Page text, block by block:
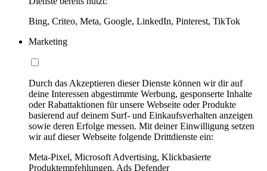
Bing, Criteo, Meta, Google, LinkedIn, Pinterest, TikTok
Marketing
Durch das Akzeptieren dieser Dienste können wir dir auf
deine Interessen abgestimmte Werbung, gesponserte Inhalte
oder Rabattaktionen für unsere Webseite oder Produkte
basierend auf deinem Surf- und Einkaufsverhalten anzeigen
sowie deren Erfolge messen. Mit deiner Einwilligung setzen
wir auf dieser Webseite folgende Drittdienste ein:
Meta-Pixel, Microsoft Advertising, Klickbasierte
Produktempfehlungen, Ads Defender